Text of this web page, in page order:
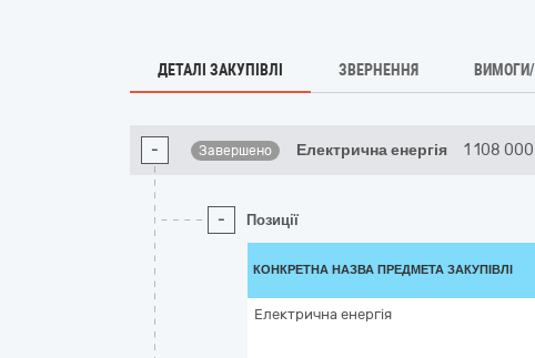
ДЕТАЛІ ЗАКУПІВЛІ ЗВЕРНЕННЯ
- Завершено Електрична енергія 1 108 000
- Позиції
КОНКРЕТНА НАЗВА ПРЕДМЕТА ЗАКУПІВЛІ
Електрична енергія